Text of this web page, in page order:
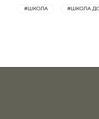
#ШКОЛА #ШКОЛА